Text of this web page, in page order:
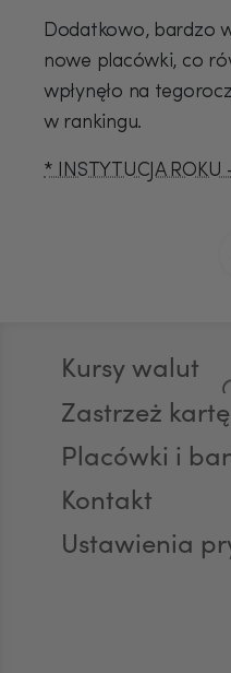
Dodatkowo, bardzo
nowe placówki, co
wpłynęło na
w rankingu.
* INSTYTUCJA
Kursy walut
Zastrzeż kartę
Placówki i
Kontakt
Ustawienia